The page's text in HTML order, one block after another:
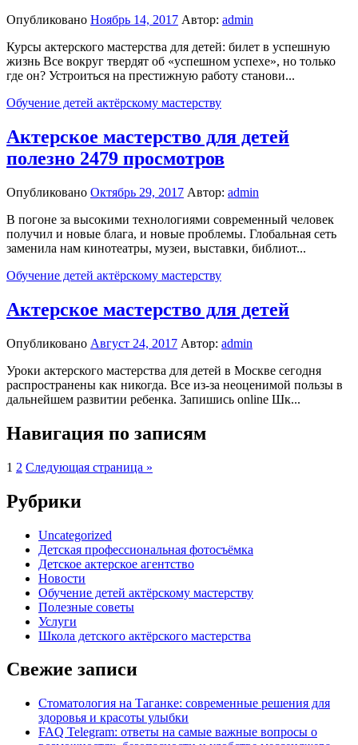
Опубликовано Ноябрь 14, 2017 Автор: admin
Курсы актерского мастерства для детей: билет в успешную
жизнь Все вокруг твердят об «успешном успехе», но только
где он? Устроиться на престижную работу станови...
Обучение детей актёрскому мастерству
Актерское мастерство для детей
полезно 2479 просмотров
Опубликовано Октябрь 29, 2017 Автор: admin
В погоне за высокими технологиями современный человек
получил и новые блага, и новые проблемы. Глобальная сеть
заменила нам кинотеатры, музеи, выставки, библиот...
Обучение детей актёрскому мастерству
Актерское мастерство для детей
Опубликовано Август 24, 2017 Автор: admin
Уроки актерского мастерства для детей в Москве сегодня
распространены как никогда. Все из-за неоценимой пользы в
дальнейшем развитии ребенка. Запишись online Шк...
Навигация по записям
1 2 Следующая страница »
Рубрики
Uncategorized
Детская профессиональная фотосъёмка
Детское актерское агентство
Новости
Обучение детей актёрскому мастерству
Полезные советы
Услуги
Школа детского актёрского мастерства
Свежие записи
Стоматология на Таганке: современные решения для
здоровья и красоты улыбки
FAQ Telegram: ответы на самые важные вопросы о